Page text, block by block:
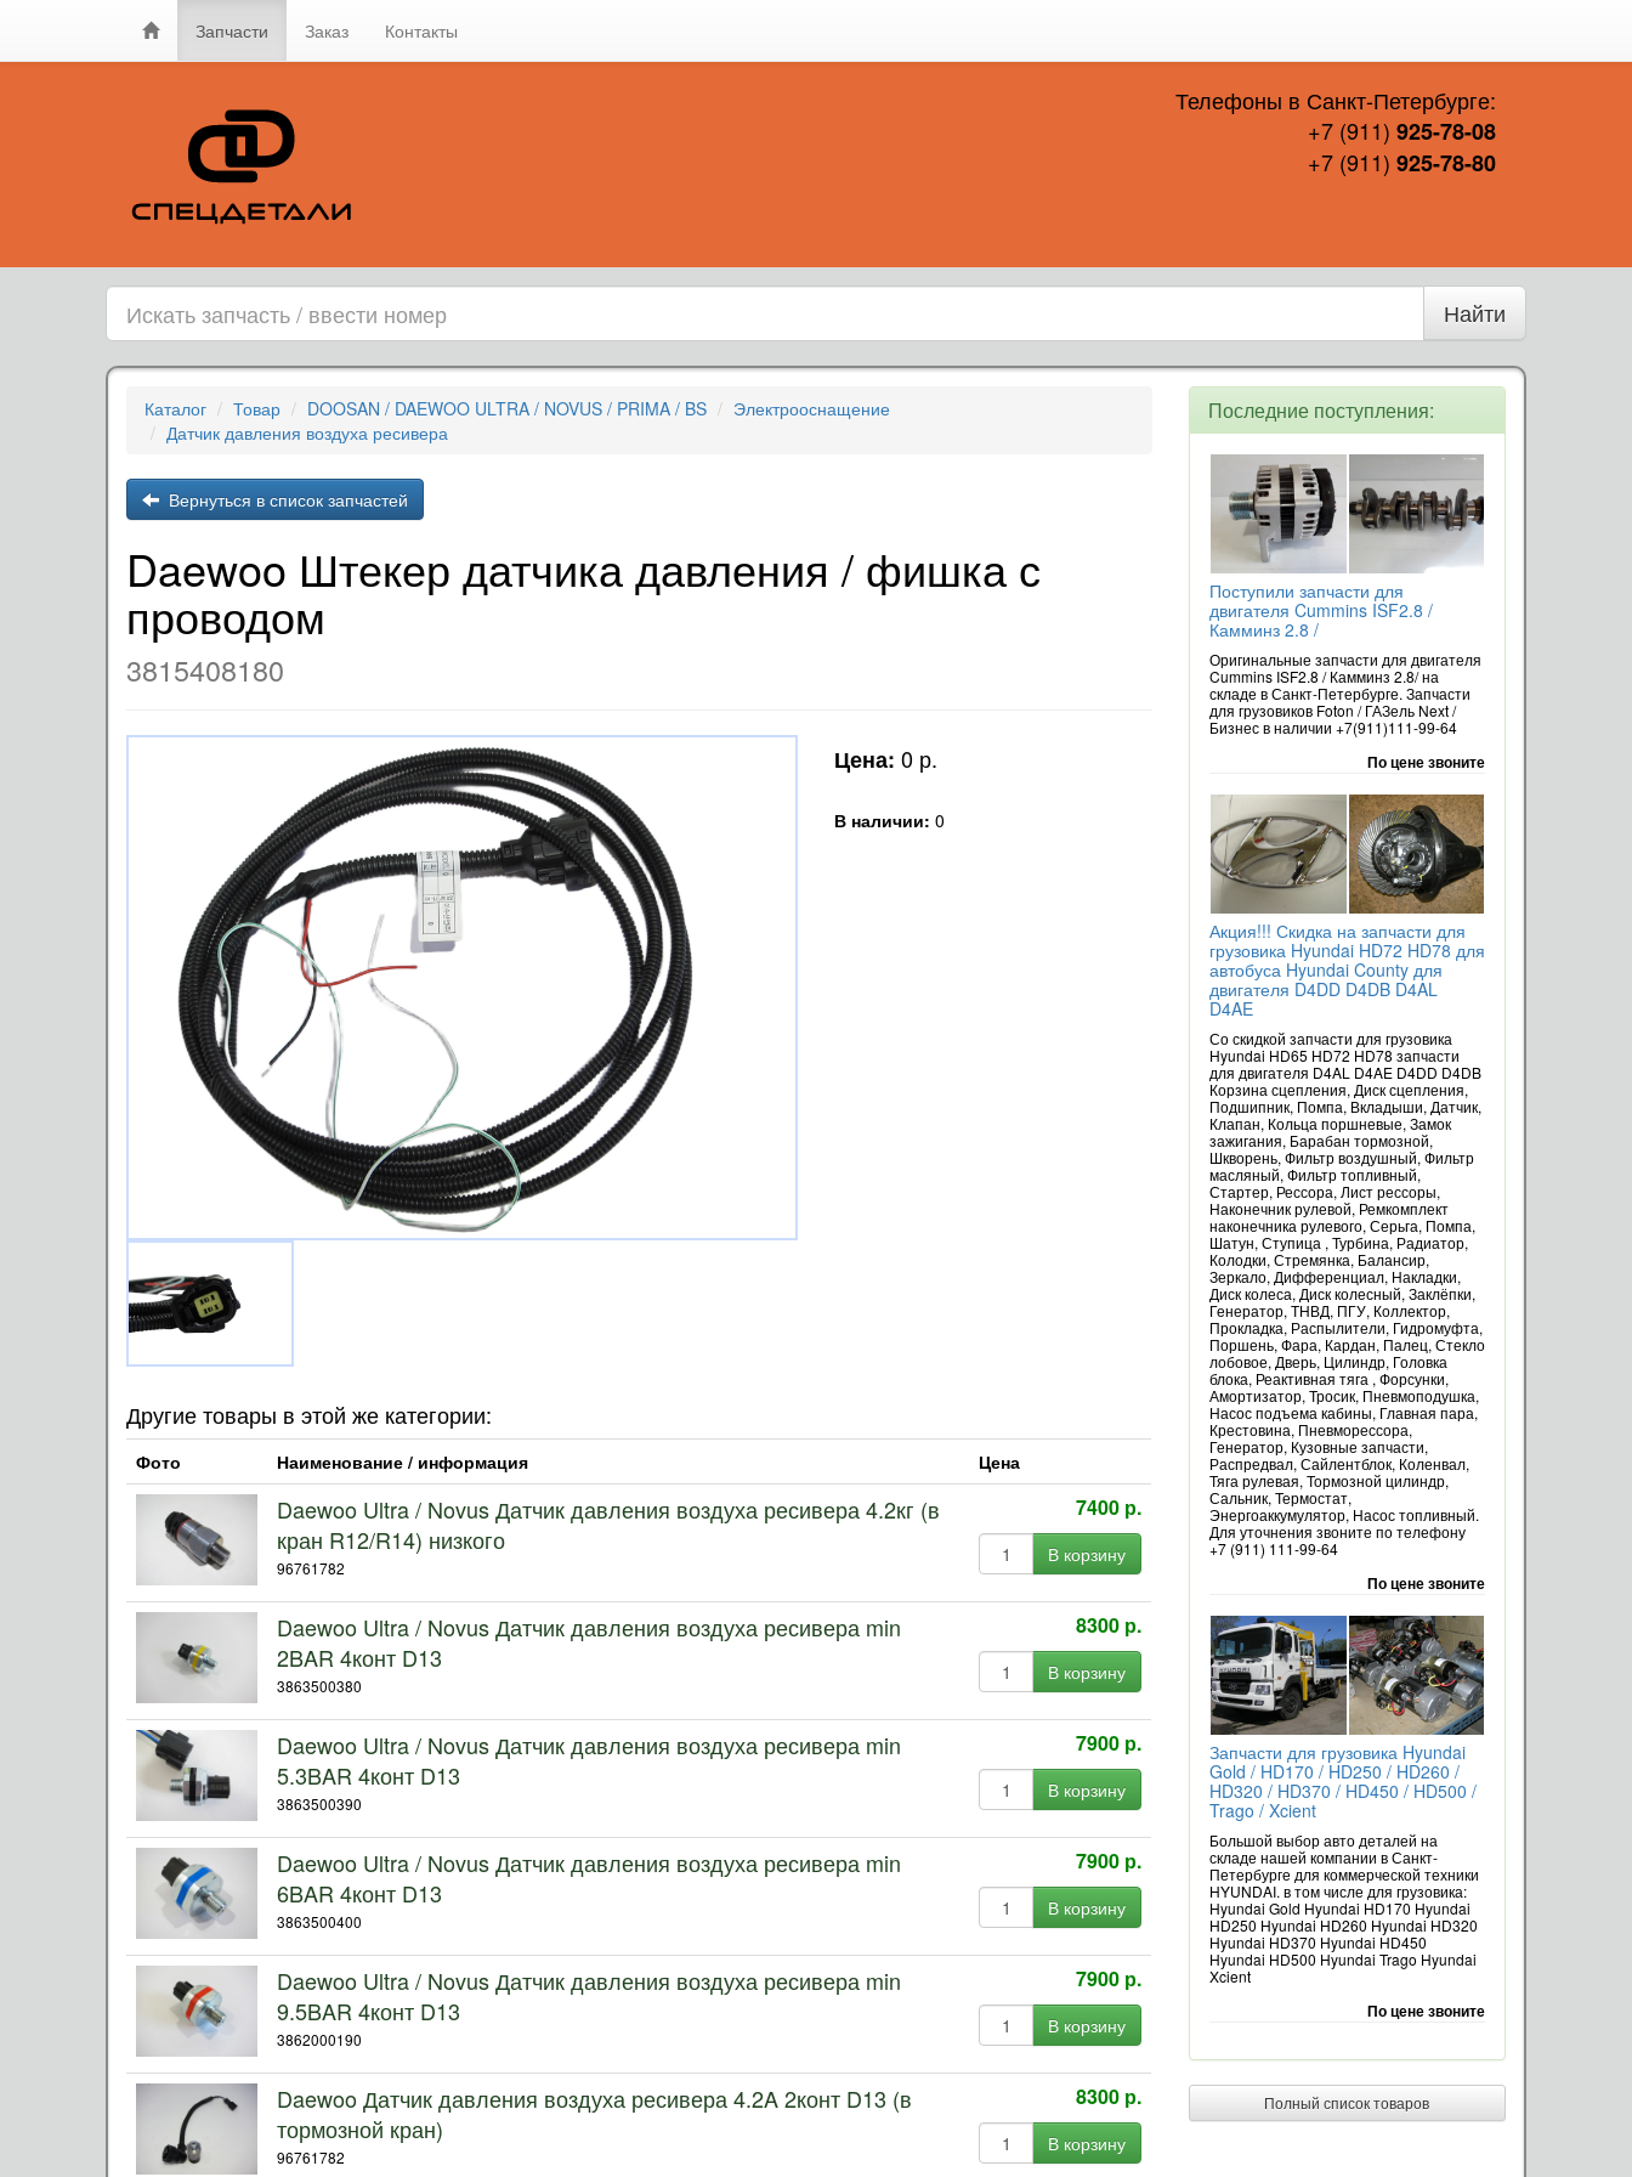
Запчасти Заказ Контакты
Телефоны в Санкт-Петербурге:
+7 (911) 925-78-08
+7 (911) 925-78-80
Найти
Каталог Товар DOOSAN / DAEWOO ULTRA / NOVUS / PRIMA / BS
Электрооснащение
Датчик давления воздуха ресивера
Вернуться в список запчастей
Daewoo Штекер датчика давления / фишка с
проводом
3815408180
Цена: 0 р.
В наличии: 0
Другие товары в этой же категории:
Фото Наименование / информация Цена
Daewoo Ultra / Novus Датчик давления воздуха ресивера 4.2кг (в
кран R12/R14) низкого
96761782
7400 р.
В корзину
Daewoo Ultra / Novus Датчик давления воздуха ресивера min
2BAR 4конт D13
3863500380
8300 р.
В корзину
Daewoo Ultra / Novus Датчик давления воздуха ресивера min
5.3BAR 4конт D13
3863500390
7900 р.
В корзину
Daewoo Ultra / Novus Датчик давления воздуха ресивера min
6BAR 4конт D13
3863500400
7900 р.
В корзину
Daewoo Ultra / Novus Датчик давления воздуха ресивера min
9.5BAR 4конт D13
3862000190
7900 р.
В корзину
Daewoo Датчик давления воздуха ресивера 4.2A 2конт D13 (в
тормозной кран)
96761782
8300 р.
В корзину
Последние поступления:
Поступили запчасти для
двигателя Cummins ISF2.8 /
Камминз 2.8 /
Оригинальные запчасти для двигателя
Cummins ISF2.8 / Камминз 2.8/ на
складе в Санкт-Петербурге. Запчасти
для грузовиков Foton / ГАЗель Next /
Бизнес в наличии +7(911)111-99-64
По цене звоните
Акция!!! Скидка на запчасти для
грузовика Hyundai HD72 HD78 для
автобуса Hyundai County для
двигателя D4DD D4DB D4AL
D4AE
Со скидкой запчасти для грузовика
Hyundai HD65 HD72 HD78 запчасти
для двигателя D4AL D4AE D4DD D4DB
Корзина сцепления, Диск сцепления,
Подшипник, Помпа, Вкладыши, Датчик,
Клапан, Кольца поршневые, Замок
зажигания, Барабан тормозной,
Шкворень, Фильтр воздушный, Фильтр
масляный, Фильтр топливный,
Стартер, Рессора, Лист рессоры,
Наконечник рулевой, Ремкомплект
наконечника рулевого, Серьга, Помпа,
Шатун, Ступица , Турбина, Радиатор,
Колодки, Стремянка, Балансир,
Зеркало, Дифференциал, Накладки,
Диск колеса, Диск колесный, Заклёпки,
Генератор, ТНВД, ПГУ, Коллектор,
Прокладка, Распылители, Гидромуфта,
Поршень, Фара, Кардан, Палец, Стекло
лобовое, Дверь, Цилиндр, Головка
блока, Реактивная тяга , Форсунки,
Амортизатор, Тросик, Пневмоподушка,
Насос подъема кабины, Главная пара,
Крестовина, Пневморессора,
Генератор, Кузовные запчасти,
Распредвал, Сайлентблок, Коленвал,
Тяга рулевая, Тормозной цилиндр,
Сальник, Термостат,
Энергоаккумулятор, Насос топливный.
Для уточнения звоните по телефону
+7 (911) 111-99-64
По цене звоните
Запчасти для грузовика Hyundai
Gold / HD170 / HD250 / HD260 /
HD320 / HD370 / HD450 / HD500 /
Trago / Xcient
Большой выбор авто деталей на
складе нашей компании в Санкт-
Петербурге для коммерческой техники
HYUNDAI. в том числе для грузовика:
Hyundai Gold Hyundai HD170 Hyundai
HD250 Hyundai HD260 Hyundai HD320
Hyundai HD370 Hyundai HD450
Hyundai HD500 Hyundai Trago Hyundai
Xcient
По цене звоните
Полный список товаров